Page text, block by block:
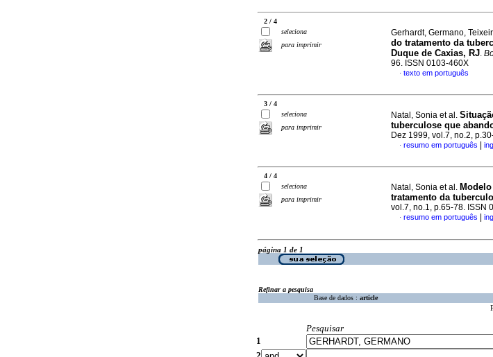
2 / 4
seleciona
para imprimir
Gerhardt, Germano,
do tratamento da
Duque de Caxias, RJ.
96. ISSN 0103-460X
· texto em português
3 / 4
seleciona
para imprimir
Natal, Sonia et al.
tuberculose que
Dez 1999, vol.7, no.2,
· resumo em português
4 / 4
seleciona
para imprimir
Natal, Sonia et al.
tratamento da
vol.7, no.1, p.65-78. ISSN
· resumo em português
página 1 de 1
Refinar a pesquisa
Base de dados : article
Pesquisar
1